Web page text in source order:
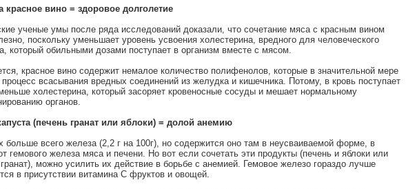
красное вино = здоровое долголетие
ученые умы после ряда исследований доказали, что сочетание мяса с красным вином
поскольку уменьшает уровень усвоения холестерина, вредного для человеческого
который обильными дозами поступает в организм вместе с мясом.
красное вино содержит немалое количество полифенолов, которые в значительной мере
процесс всасывания вредных соединений из желудка и кишечника. Потому, в кровь поступает
холестерина, который засоряет кровеносные сосуды и мешает нормальному
органов.
(печень гранат или яблоки) = долой анемию
больше всего железа (2,2 г на 100г), но содержится оно там в неусваиваемой форме, в
гемового железа мяса и печени. Но вот если сочетать эти продукты (печень и яблоки или
можно усилить их действие в борьбе с анемией. Гемовое железо гораздо лучше
в присутствии витамина С фруктов и овощей.